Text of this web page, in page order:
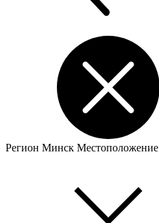
Регион Минск Местоположение